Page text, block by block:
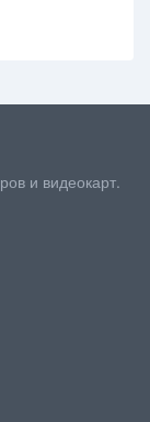
и видеокарт.